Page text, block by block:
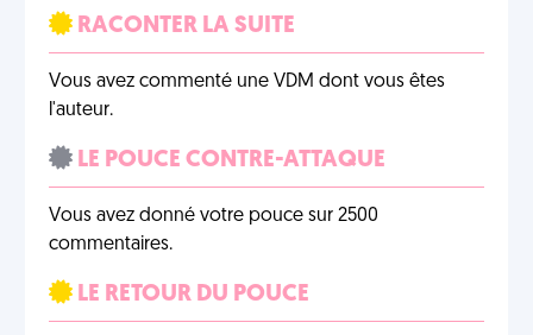
RACONTER LA SUITE
Vous avez commenté une VDM dont vous êtes
l'auteur.
LE POUCE CONTRE-ATTAQUE
Vous avez donné votre pouce sur 2500
commentaires.
LE RETOUR DU POUCE